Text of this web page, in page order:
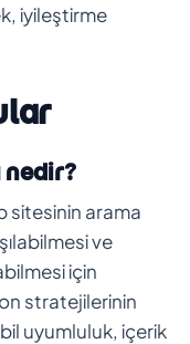
iyileştirme
nedir?
sitesinin arama
ve
için
stratejilerinin
uyumluluk, içerik